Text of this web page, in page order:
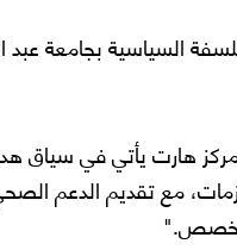
السياسية بجامعة
مركز هارت يأتي في
مع تقديم الدعم